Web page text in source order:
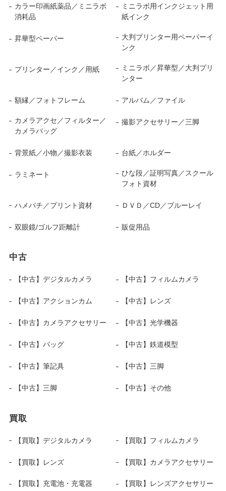
カラー印画紙薬品／ミニラボ
消耗品
ミニラボ用インクジェット用
紙インク
昇華型ペーパー
大判プリンター用ペーパーイ
ンク
プリンター／インク／用紙
ミニラボ／昇華型／大判プリ
ンター
額縁／フォトフレーム アルバム／ファイル
カメラアクセ／フィルター／
カメラバッグ
撮影アクセサリー／三脚
背景紙／小物／撮影衣装 台紙／ホルダー
ラミネート
ひな段／証明写真／スクール
フォト資材
ハメパチ／プリント資材 ＤＶＤ／CD／ブルーレイ
双眼鏡/ゴルフ距離計 販促用品
中古
【中古】デジタルカメラ 【中古】フィルムカメラ
【中古】アクションカム 【中古】レンズ
【中古】カメラアクセサリー 【中古】光学機器
【中古】バッグ 【中古】鉄道模型
【中古】筆記具 【中古】三脚
【中古】三脚 【中古】その他
買取
【買取】デジタルカメラ 【買取】フィルムカメラ
【買取】レンズ 【買取】カメラアクセサリー
【買取】充電池・充電器 【買取】レンズアクセサリー